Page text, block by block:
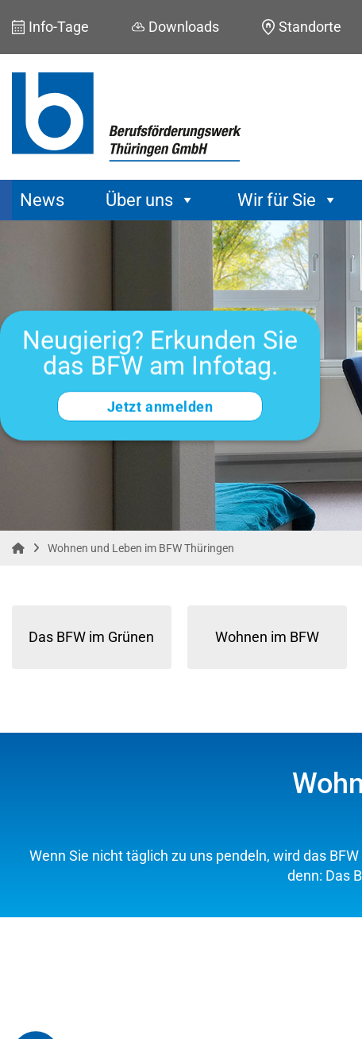
Info-Tage Downloads Standorte
News Über uns Wir für Sie
Neugierig? Erkunden Sie
das BFW am Infotag.
Jetzt anmelden
Wohnen und Leben im BFW Thüringen
Das BFW im Grünen Wohnen im BFW
Wenn Sie nicht täglich zu uns pendeln, wird das
denn: Das